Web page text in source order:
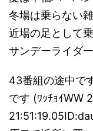
冬場は乗らない
近場の足として
サンデーライダ
43番組の途中で
です (ﾜｯﾁｮｲ